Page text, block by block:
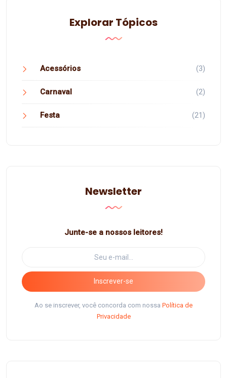
Explorar Tópicos
Acessórios (3)
Carnaval (2)
Festa (21)
Newsletter
Junte-se a nossos leitores!
Inscrever-se
Ao se inscrever, você concorda com nossa Política de
Privacidade